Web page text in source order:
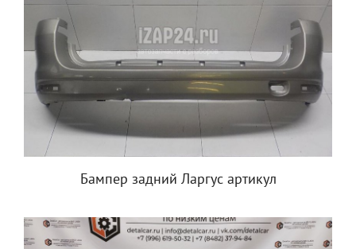
Бампер задний Ларгус артикул